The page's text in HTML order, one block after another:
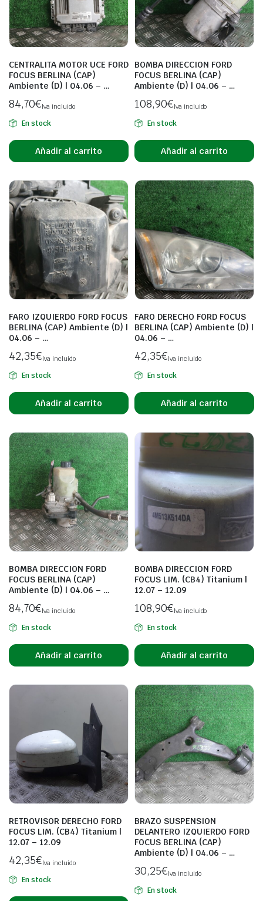
CENTRALITA MOTOR UCE FORD
FOCUS BERLINA (CAP)
Ambiente (D) | 04.06 – …
84,70€Iva incluido
En stock
Añadir al carrito
BOMBA DIRECCION FORD
FOCUS BERLINA (CAP)
Ambiente (D) | 04.06 – …
108,90€Iva incluido
En stock
Añadir al carrito
FARO IZQUIERDO FORD FOCUS
BERLINA (CAP) Ambiente (D) |
04.06 – …
42,35€Iva incluido
En stock
Añadir al carrito
FARO DERECHO FORD FOCUS
BERLINA (CAP) Ambiente (D) |
04.06 – …
42,35€Iva incluido
En stock
Añadir al carrito
BOMBA DIRECCION FORD
FOCUS BERLINA (CAP)
Ambiente (D) | 04.06 – …
84,70€Iva incluido
En stock
Añadir al carrito
BOMBA DIRECCION FORD
FOCUS LIM. (CB4) Titanium |
12.07 – 12.09
108,90€Iva incluido
En stock
Añadir al carrito
RETROVISOR DERECHO FORD
FOCUS LIM. (CB4) Titanium |
12.07 – 12.09
42,35€Iva incluido
En stock
BRAZO SUSPENSION
DELANTERO IZQUIERDO FORD
FOCUS BERLINA (CAP)
Ambiente (D) | 04.06 – …
30,25€Iva incluido
En stock